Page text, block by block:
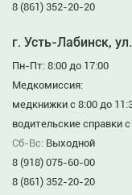
8 (861) 352-20-20
г. Усть-Лабинск,
Пн-Пт: 8:00 до 17:00
Медкомиссия:
медкнижки с 8:00 до
водительские справки
Сб-Вс: Выходной
8 (918) 075-60-00
8 (861) 352-20-20